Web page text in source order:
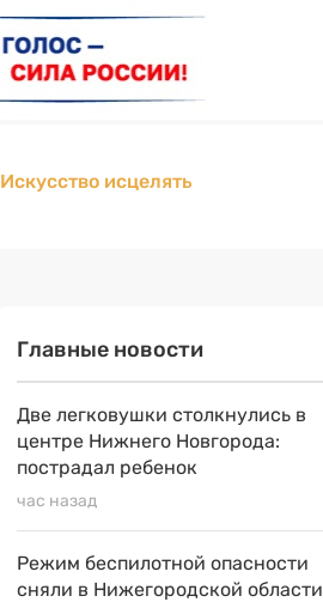
Искусство исцелять
Главные новости
Две легковушки столкнулись в
центре Нижнего Новгорода:
пострадал ребенок
час назад
Режим беспилотной опасности
сняли в Нижегородской области